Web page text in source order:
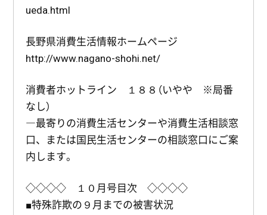
ueda.html
長野県消費生活情報ホームページ
http://www.nagano-shohi.net/
消費者ホットライン １８８（いやや ※局番
なし）
―最寄りの消費生活センターや消費生活相談窓
口、または国民生活センターの相談窓口にご案
内します。
◇◇◇◇ １０月号目次 ◇◇◇◇
■特殊詐欺の９月までの被害状況